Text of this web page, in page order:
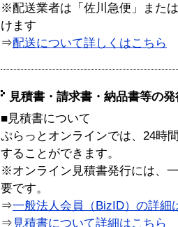
※配送業者は「佐川急便」また
けます
⇒配送について詳しくはこちら
見積書・請求書・納品書等の
■見積書について
ぷらっとオンラインでは、24時
することができます。
※オンライン見積書発行には、
要です。
⇒一般法人会員（BizID）の詳細
⇒ 見積書について詳細はこちら